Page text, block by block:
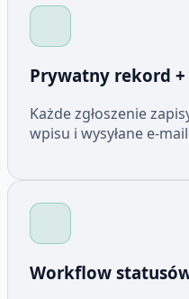
Prywatny rekord
Każde zgłoszenie
wpisu i wysyłane e-
Workflow